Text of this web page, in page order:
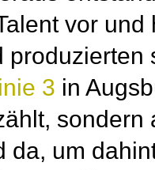
vor
3 in
da, um